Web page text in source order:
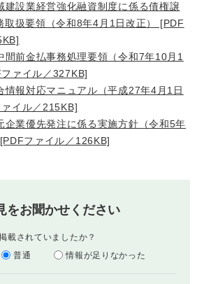
建設業経営強化融資制度に係る債権譲
取扱要領（令和8年4月1日改正） [PDF
間前金払事務処理要領（令和7年10月1
ァイル／327KB]
情報対応マニュアル（平成27年4月1日
イル／215KB]
企業優先発注に係る実施方針（令和5年
ファイル／126KB]
をお聞かせください
載されていましたか？
普通 情報が足りなかった